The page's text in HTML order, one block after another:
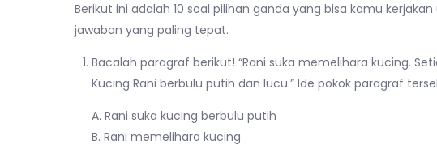
Berikut ini adalah 10 soal pilihan ganda yang bisa kamu
jawaban yang paling tepat.
Bacalah paragraf berikut! “Rani suka memelihara kucing.
Kucing Rani berbulu putih dan lucu.” Ide pokok paragraf
A. Rani suka kucing berbulu putih
B. Rani memelihara kucing